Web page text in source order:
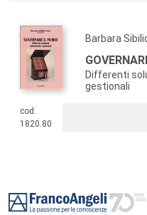
Barbara
Differenti
gestionali
cod.
1820.80